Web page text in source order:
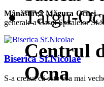
Mânăstirea Măgura Ocnei -
generale a Casei Spitalelor
Biserica Sf.Nicolae
S-a crezut că este cea mai
Centrul
Ocna